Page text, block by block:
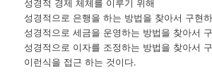
성경적으로 은행을 하는 방법을 찾아서 구현
성경적으로 세금을 운영하는 방법을 찾아서
성경적으로 이자를 조정하는 방법을 찾아서
이런식을 접근 하는 것이다.